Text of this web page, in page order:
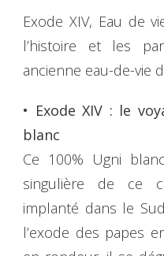
Exode XIV, Eau de
l’histoire et les
ancienne eau-de-vie
• Exode XIV : le
blanc
Ce 100% Ugni
singulière de ce
implanté dans le
l’exode des papes